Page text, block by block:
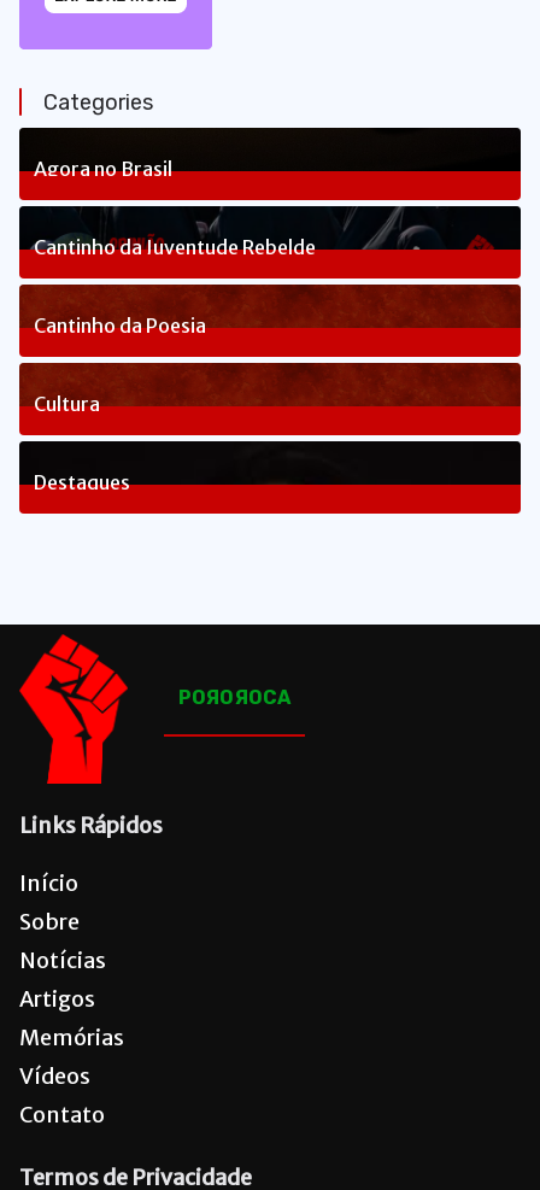
Categories
Agora no Brasil
238Posts
Cantinho da Juventude Rebelde
3Posts
Cantinho da Poesia
1Posts
Cultura
82Posts
Destaques
POЯOЯOCA
Links Rápidos
Início
Sobre
Notícias
Artigos
Memórias
Vídeos
Contato
Termos de Privacidade